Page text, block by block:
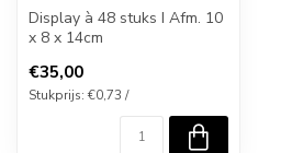
Display à 48 stuks I Afm. 10
x 8 x 14cm
€35,00
Stukprijs: €0,73 /